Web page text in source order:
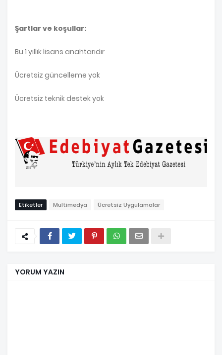
Şartlar ve koşullar:
Bu 1 yıllık lisans anahtarıdır
Ücretsiz güncelleme yok
Ücretsiz teknik destek yok
Etiketler Multimedya Ücretsiz Uygulamalar
YORUM YAZIN